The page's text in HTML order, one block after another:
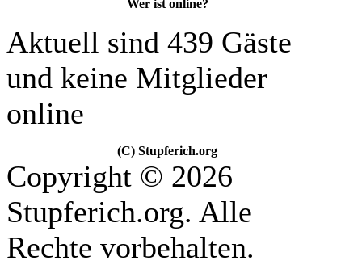
Wer ist online?
Aktuell sind 439 Gäste
und keine Mitglieder
online
(C) Stupferich.org
Copyright © 2026
Stupferich.org. Alle
Rechte vorbehalten.